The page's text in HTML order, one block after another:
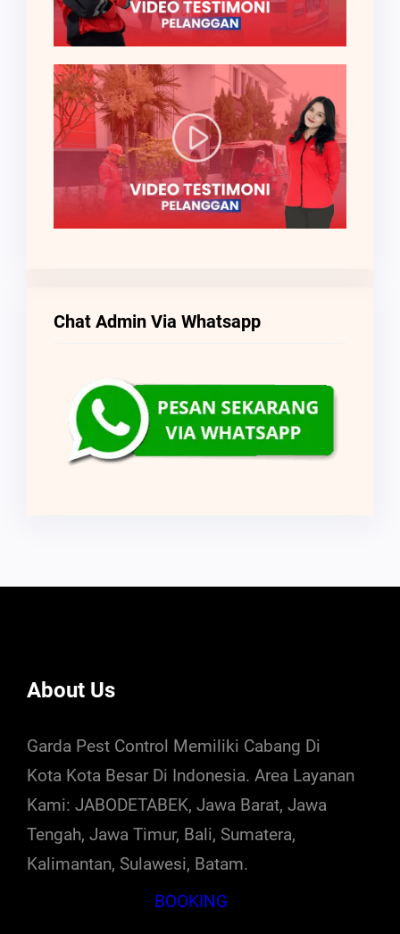
Chat Admin Via Whatsapp
About Us
Garda Pest Control Memiliki Cabang Di
Kota Kota Besar Di Indonesia. Area Layanan
Kami: JABODETABEK, Jawa Barat, Jawa
Tengah, Jawa Timur, Bali, Sumatera,
Kalimantan, Sulawesi, Batam.
BOOKING